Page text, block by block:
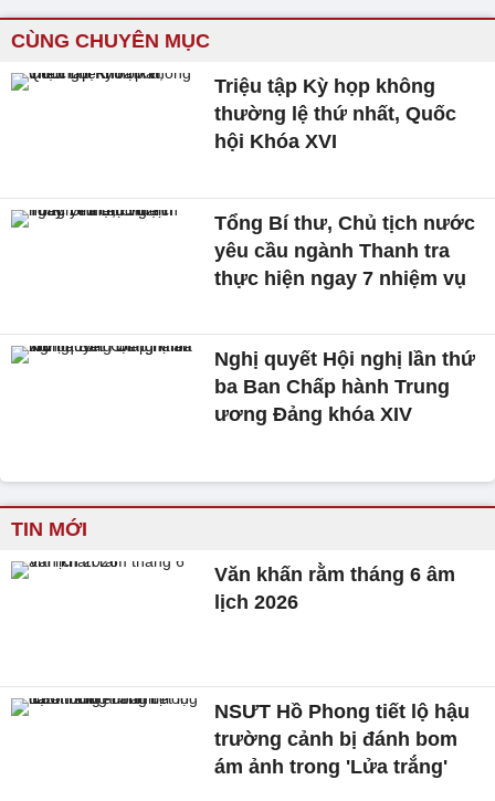
CÙNG CHUYÊN MỤC
Triệu tập Kỳ họp không
thường lệ thứ nhất, Quốc
hội Khóa XVI
Tổng Bí thư, Chủ tịch nước
yêu cầu ngành Thanh tra
thực hiện ngay 7 nhiệm vụ
Nghị quyết Hội nghị lần thứ
ba Ban Chấp hành Trung
ương Đảng khóa XIV
TIN MỚI
Văn khấn rằm tháng 6 âm
lịch 2026
NSƯT Hồ Phong tiết lộ hậu
trường cảnh bị đánh bom
ám ảnh trong 'Lửa trắng'